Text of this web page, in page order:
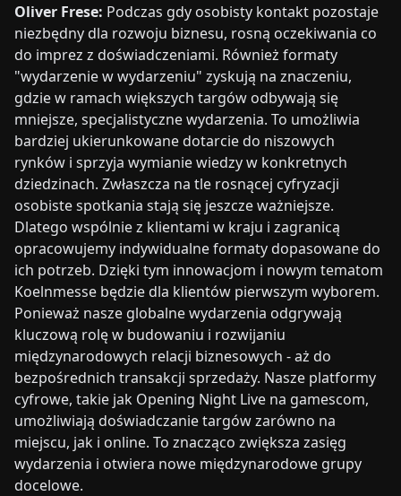
Oliver Frese: Podczas gdy osobisty kontakt pozostaje
niezbędny dla rozwoju biznesu, rosną oczekiwania co
do imprez z doświadczeniami. Również formaty
"wydarzenie w wydarzeniu" zyskują na znaczeniu,
gdzie w ramach większych targów odbywają się
mniejsze, specjalistyczne wydarzenia. To umożliwia
bardziej ukierunkowane dotarcie do niszowych
rynków i sprzyja wymianie wiedzy w konkretnych
dziedzinach. Zwłaszcza na tle rosnącej cyfryzacji
osobiste spotkania stają się jeszcze ważniejsze.
Dlatego wspólnie z klientami w kraju i zagranicą
opracowujemy indywidualne formaty dopasowane do
ich potrzeb. Dzięki tym innowacjom i nowym tematom
Koelnmesse będzie dla klientów pierwszym wyborem.
Ponieważ nasze globalne wydarzenia odgrywają
kluczową rolę w budowaniu i rozwijaniu
międzynarodowych relacji biznesowych - aż do
bezpośrednich transakcji sprzedaży. Nasze platformy
cyfrowe, takie jak Opening Night Live na gamescom,
umożliwiają doświadczanie targów zarówno na
miejscu, jak i online. To znacząco zwiększa zasięg
wydarzenia i otwiera nowe międzynarodowe grupy
docelowe.